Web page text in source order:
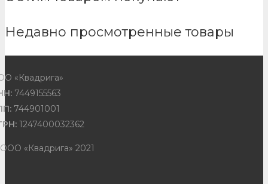
Недавно просмотренные товары
«Квадрига»
7449155563
744901001
1247400032362
«Квадрига» 2021